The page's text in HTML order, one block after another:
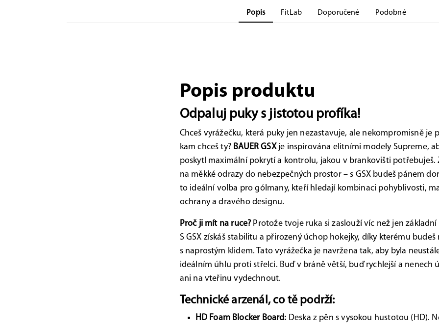
Popis FitLab Doporučené Podobné
Popis produktu
Odpaluj puky s jistotou profíka!
Chceš vyrážečku, která puky jen nezastavuje, ale nekompromisně je
kam chceš ty? BAUER GSXje inspirována elitními modely Supreme,
poskytl maximální pokrytí a kontrolu, jakou v brankovišti potřebuješ.
na měkké odrazy do nebezpečných prostor – s GSX budeš pánem
to ideální volba pro gólmany, kteří hledají kombinaci pohyblivosti,
ochrany a dravého designu.
Proč ji mít na ruce?Protože tvoje ruka si zaslouží víc než jen
S GSX získáš stabilitu a přirozený úchop hokejky, díky kterému
s naprostým klidem. Tato vyrážečka je navržena tak, aby byla
ideálním úhlu proti střelci. Buď v bráně větší, buď rychlejší a nenech
ani na vteřinu vydechnout.
Technické arzenál, co tě podrží:
HD Foam Blocker Board: Deska z pěn s vysokou hustotou (HD).